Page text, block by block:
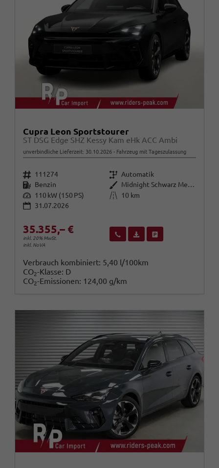
Cupra Leon Sportstourer
ST DSG Edge SHZ Kessy Kam eHk ACC Ambi
unverbindliche Lieferzeit: 30.10.2026 Fahrzeug mit Tageszulassung
Fahrzeugnr. 111274 Getriebe Automatik
Kraftstoff Benzin Außenfarbe
Midnight Schwarz Metallic
Leistung 110 kW (150 PS) Kilometerstand
10 km
31.07.2026
35.355,– €
inkl. 20% MwSt.
inkl. NoVA
Wir rufen Sie anFahrzeugexposé (PDF)
Verbrauch kombiniert: 5,40 l/100km
CO2-Klasse: D
CO2-Emissionen: 124,00 g/km